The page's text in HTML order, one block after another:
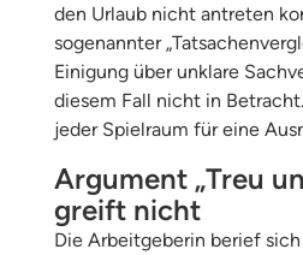
den Urlaub nicht antreten
sogenannter
Einigung über unklare
diesem Fall nicht in
jeder Spielraum für eine
Argument „Treu
greift nicht
Die Arbeitgeberin berief